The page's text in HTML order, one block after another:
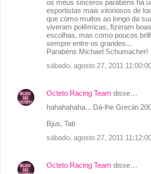
os meus sinceros parabéns há
esportistas mais vitoriosos de
que como muitos ao longo da
viveram polêmicas, fizeram
escolhas, mas como poucos
sempre entre os grandes...
Parabéns Michael Schumacher!
sábado, agosto 27, 2011
Octeto Racing Team disse…
hahahahaha... Dá-lhe Greciin
Bjus, Tati
sábado, agosto 27, 2011
Octeto Racing Team disse…